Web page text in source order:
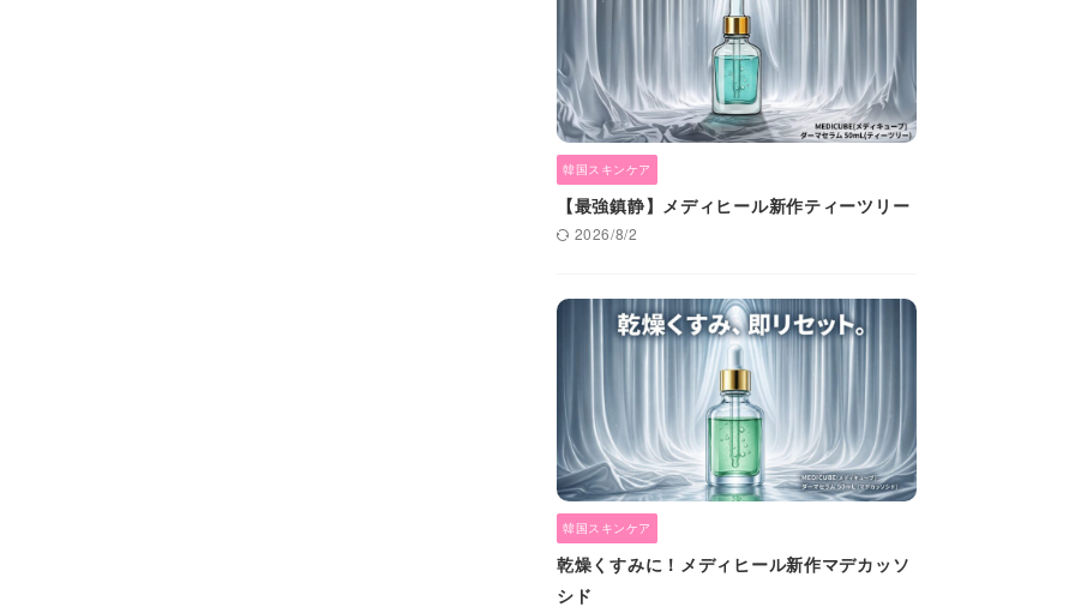
韓国スキンケア
【最強鎮静】メディヒール新作ティーツリー
2026/8/2
韓国スキンケア
乾燥くすみに！メディヒール新作マデカッソ
シド